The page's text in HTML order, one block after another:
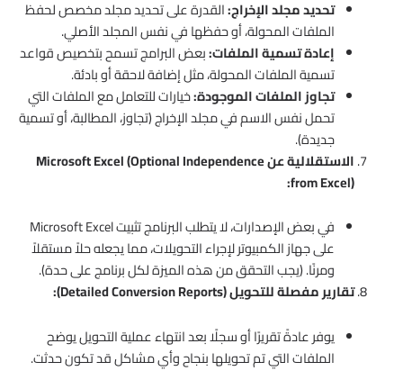
تحديد مجلد الإخراج:القدرة على تحديد مجلد مخصص لحفظ
الملفات المحولة، أو حفظها في نفس المجلد الأصلي.
إعادة تسمية الملفات:بعض البرامج تسمح بتخصيص قواعد
تسمية الملفات المحولة، مثل إضافة لاحقة أو بادئة.
تجاوز الملفات الموجودة:خيارات للتعامل مع الملفات التي
تحمل نفس الاسم في مجلد الإخراج (تجاوز، المطالبة، أو تسمية
جديدة).
الاستقلالية عن Microsoft Excel (Optional Independence
from Excel):
في بعض الإصدارات، لا يتطلب البرنامج تثبيت Microsoft Excel
على جهاز الكمبيوتر لإجراء التحويلات، مما يجعله حلاً مستقلاً
ومرنًا. (يجب التحقق من هذه الميزة لكل برنامج على حدة).
تقارير مفصلة للتحويل (Detailed Conversion Reports):
يوفر عادةً تقريرًا أو سجلًا بعد انتهاء عملية التحويل يوضح
الملفات التي تم تحويلها بنجاح وأي مشاكل قد تكون حدثت.